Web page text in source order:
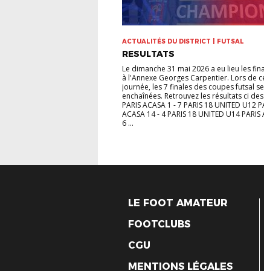
ACTUALITÉS DU DISTRICT | FUTSAL
RESULTATS
Le dimanche 31 mai 2026 a eu lieu les
à l'Annexe Georges Carpentier. Lors de
journée, les 7 finales des coupes futsal
enchaînées. Retrouvez les résultats ci
PARIS ACASA 1 - 7 PARIS 18 UNITED U12
ACASA 14 - 4 PARIS 18 UNITED U14 PARIS
6 ...
LE FOOT AMATEUR
FOOTCLUBS
CGU
MENTIONS LÉGALES